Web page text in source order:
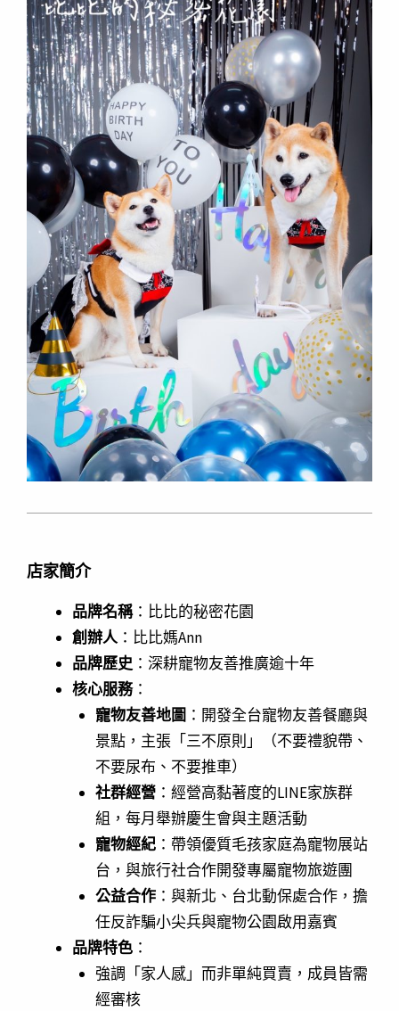
店家簡介
品牌名稱：比比的秘密花園
創辦人：比比媽Ann
品牌歷史 ：深耕寵物友善推廣逾十年
核心服務：
寵物友善地圖 ：開發全台寵物友善餐廳與
景點，主張「三不原則」（不要禮貌帶、
不要尿布、不要推車）
社群經營：經營高黏著度的LINE家族群
組，每月舉辦慶生會與主題活動
寵物經紀：帶領優質毛孩家庭為寵物展站
台，與旅行社合作開發專屬寵物旅遊團
公益合作：與新北、台北動保處合作，擔
任反詐騙小尖兵與寵物公園啟用嘉賓
品牌特色 ：
強調「家人感」而非單純買賣，成員皆需
經審核